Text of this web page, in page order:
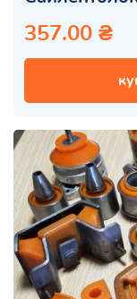
357.00 ₴